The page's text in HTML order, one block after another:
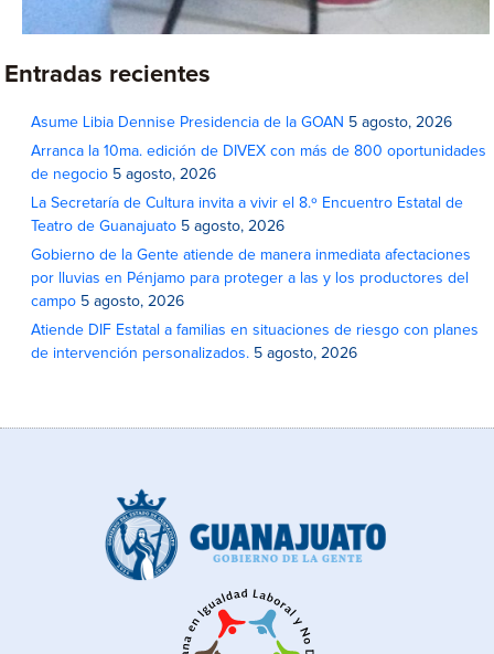
Entradas recientes
Asume Libia Dennise Presidencia de la GOAN 5 agosto, 2026
Arranca la 10ma. edición de DIVEX con más de 800 oportunidades
de negocio 5 agosto, 2026
La Secretaría de Cultura invita a vivir el 8.º Encuentro Estatal de
Teatro de Guanajuato 5 agosto, 2026
Gobierno de la Gente atiende de manera inmediata afectaciones
por lluvias en Pénjamo para proteger a las y los productores del
campo 5 agosto, 2026
Atiende DIF Estatal a familias en situaciones de riesgo con planes
de intervención personalizados. 5 agosto, 2026